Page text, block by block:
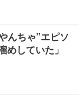
んちゃ”エピソ
めしていた」